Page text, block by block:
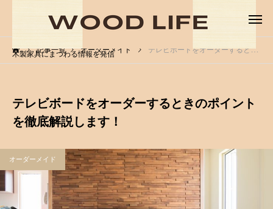
木製家具にまつわる情報を発信
記事一覧 オーダーメイド テレビボードをオーダーするときのポイントを徹底解説します！
テレビボードをオーダーするときのポイント
を徹底解説します！
オーダーメイド